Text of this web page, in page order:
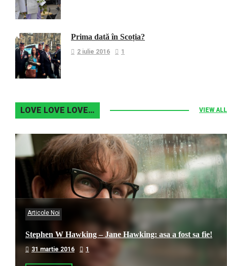
Prima dată în Scoția?
2 iulie 2016 1
LOVE LOVE LOVE… VIEW ALL
Articole Noi
Stephen W Hawking – Jane Hawking: asa a fost sa fie!
31 martie 2016 1